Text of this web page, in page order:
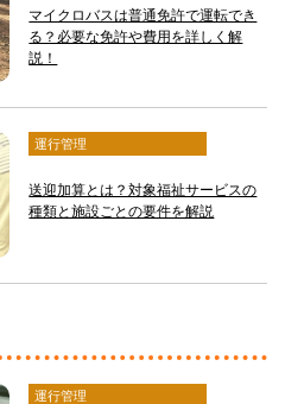
マイクロバスは普通免許で運転でき
る？必要な免許や費用を詳しく解
説！
運行管理
送迎加算とは？対象福祉サービスの
種類と施設ごとの要件を解説
運行管理